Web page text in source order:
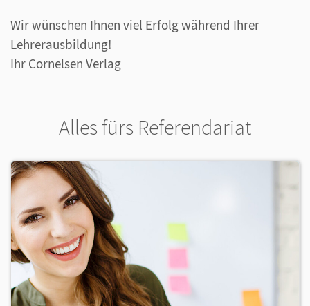
Wir wünschen Ihnen viel Erfolg während Ihrer
Lehrerausbildung!
Ihr Cornelsen Verlag
Alles fürs Referendariat